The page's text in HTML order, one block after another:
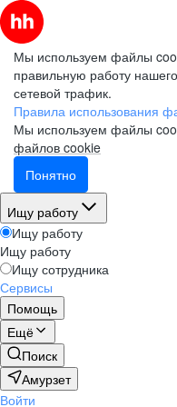
Мы используем файлы
правильную работу
сетевой трафик.
Правила использования
Мы используем файлы
файлов cookie
Понятно
Ищу работу
Ищу работу
Ищу работу
Ищу сотрудника
Сервисы
Помощь
Ещё
Поиск
Амурзет
Войти